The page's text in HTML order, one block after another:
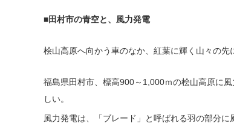
■田村市の青空と、風力発電
桧山高原へ向かう車のなか、紅葉に輝く山々の先
福島県田村市、標高900～1,000ｍの桧山高原に
しい。
風力発電は、「ブレード」と呼ばれる羽の部分